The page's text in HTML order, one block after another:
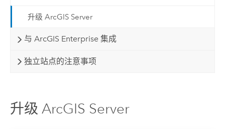
升级 ArcGIS Server
与 ArcGIS Enterprise 集成
独立站点的注意事项
升级 ArcGIS Server